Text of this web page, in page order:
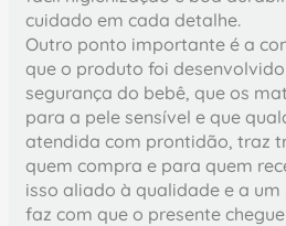
cuidado em cada detalhe.
Outro ponto importante é a
que o produto foi
segurança do bebê, que os
para a pele sensível e que
atendida com prontidão, traz
quem compra e para quem
isso aliado à qualidade e a
faz com que o presente